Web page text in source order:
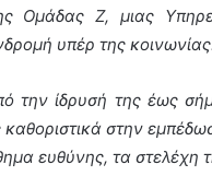
Ομάδας Ζ, μιας
υπέρ της
ίδρυσή της έως
στην
ευθύνης, τα στελέχη